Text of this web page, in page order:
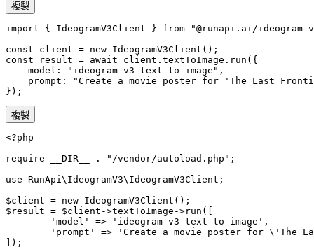
複製
import { IdeogramV3Client } from "@runapi.ai/ideogram-
const client = new IdeogramV3Client();
const result = await client.textToImage.run({
    model: "ideogram-v3-text-to-image",
prompt: "Create a movie poster for 'The Last
});
複製
<?php
require __DIR__ . "/vendor/autoload.php";
use RunApi\IdeogramV3\IdeogramV3Client;
$client = new IdeogramV3Client();
$result = $client->textToImage->run([
        'model' => 'ideogram-v3-text-to-image',
'prompt' => 'Create a movie poster for \'The
]);